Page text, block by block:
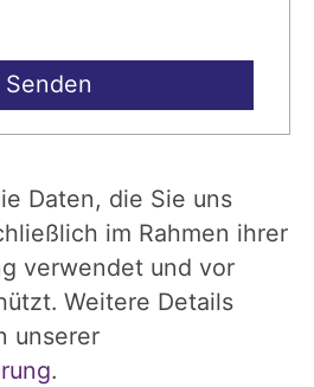
Daten, die Sie uns
im Rahmen ihrer
verwendet und vor
Weitere Details
unserer
.